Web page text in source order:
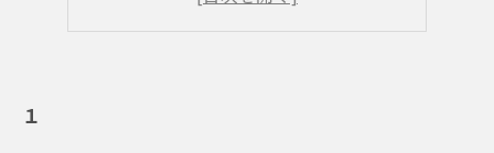
５
１